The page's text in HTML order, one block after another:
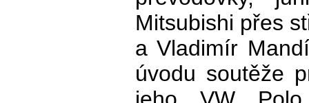
Mitsubishi přes
a Vladimír
úvodu soutěže